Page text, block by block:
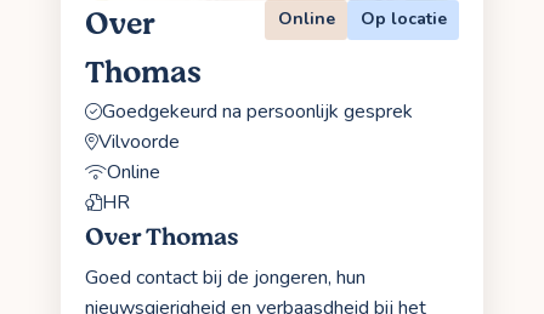
Over
Thomas
Online Op locatie
Goedgekeurd na persoonlijk gesprek
Vilvoorde
Online
HR
Over Thomas
Goed contact bij de jongeren, hun
nieuwsgierigheid en verbaasdheid bij het